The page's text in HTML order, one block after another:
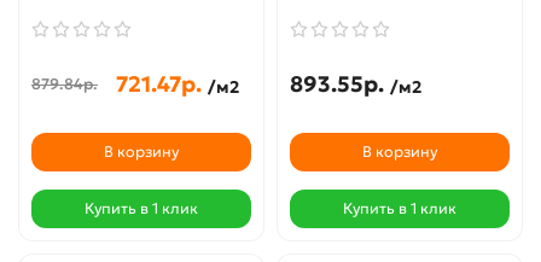
879.84р. 721.47р. /м2
В корзину
Купить в 1 клик
893.55р. /м2
В корзину
Купить в 1 клик